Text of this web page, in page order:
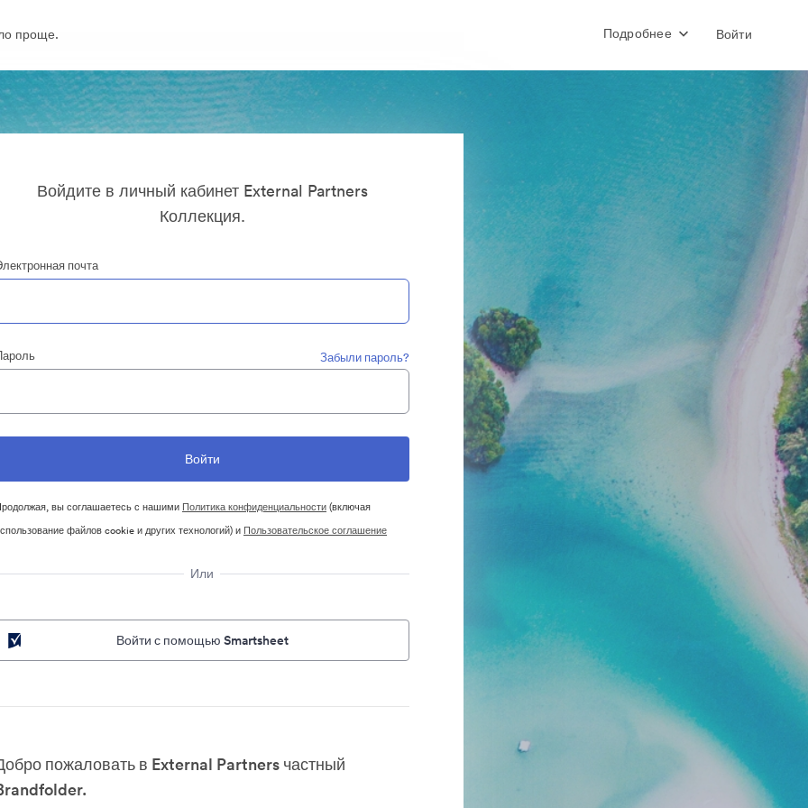
проще. Подробнее Войти
Войдите в личный кабинет External Partners
Коллекция.
почта
Забыли пароль?
вы соглашаетесь с нашими Политика конфиденциальности(включая
файлов cookie и других технологий) и Пользовательское соглашение
Или
Войти с помощью Smartsheet
пожаловать в External Partners частный